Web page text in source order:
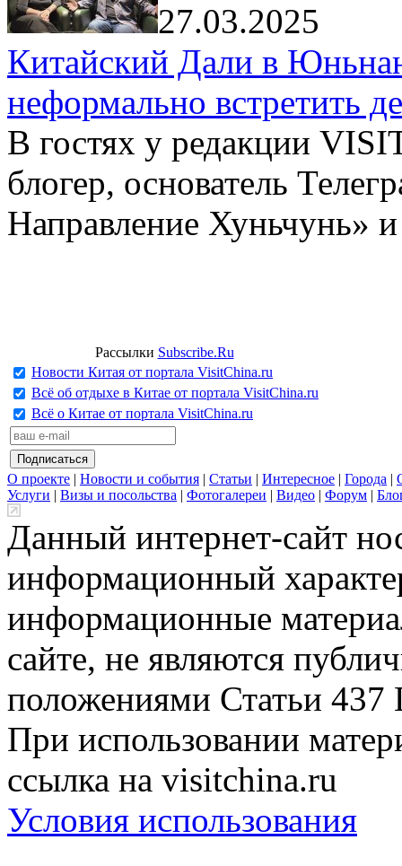
27.03.2025
Китайский Дали в
неформально встретить
В гостях у редакции
блогер, основатель
Направление Хуньчунь»
Рассылки Subscribe.Ru
Новости Китая от портала VisitChina.ru
Всё об отдыхе в Китае от портала VisitChina.ru
Всё о Китае от портала VisitChina.ru
О проекте | Новости и события | Статьи | Интересное | Города |
Услуги | Визы и посольства | Фотогалереи | Видео | Форум |
Данный интернет-сайт
информационный
информационные
сайте, не являются
положениями Статьи 437
При использовании
ссылка на visitchina.ru
Условия использования